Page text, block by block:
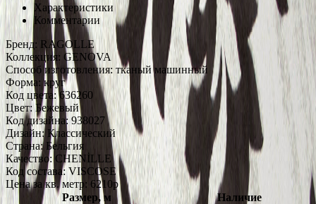
Характеристики
Комментарии
Бренд: RAGOLLE
Коллекция: GENOVA
Способ изготовления: тканый машинный
Форма: круг
Код цвета:636260
Цвет: Бежевый
Код дизайна:938027
Дизайн:Классический
Страна:Бельгия
Качество:CHENİLLE
Код состава:VISCOSE
Цена за кв. метр: 6210p
Размер, м
Наличие